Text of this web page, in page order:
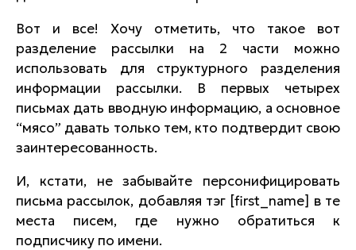
Вот и все! Хочу отметить, что такое вот
разделение рассылки на 2 части можно
использовать для структурного разделения
информации рассылки. В первых четырех
письмах дать вводную информацию, а основное
“мясо” давать только тем, кто подтвердит свою
заинтересованность.
И, кстати, не забывайте персонифицировать
письма рассылок, добавляя тэг [first_name] в те
места писем, где нужно обратиться к
подписчику по имени.